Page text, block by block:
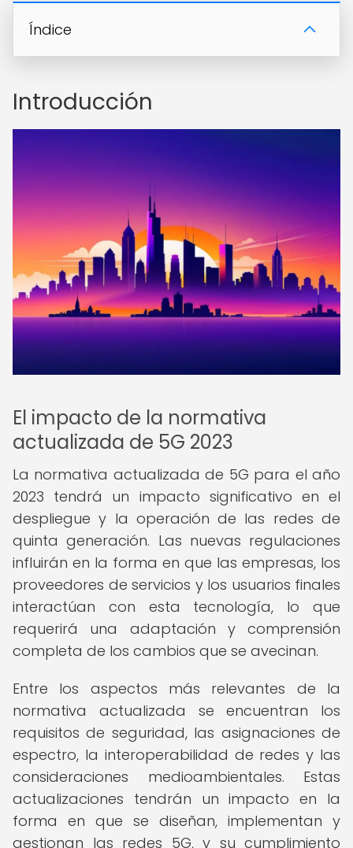
Índice
Introducción
El impacto de la normativa
actualizada de 5G 2023
La normativa actualizada de 5G para el año
2023 tendrá un impacto significativo en el
despliegue y la operación de las redes de
quinta generación. Las nuevas regulaciones
influirán en la forma en que las empresas, los
proveedores de servicios y los usuarios finales
interactúan con esta tecnología, lo que
requerirá una adaptación y comprensión
completa de los cambios que se avecinan.
Entre los aspectos más relevantes de la
normativa actualizada se encuentran los
requisitos de seguridad, las asignaciones de
espectro, la interoperabilidad de redes y las
consideraciones medioambientales. Estas
actualizaciones tendrán un impacto en la
forma en que se diseñan, implementan y
gestionan las redes 5G, y su cumplimiento